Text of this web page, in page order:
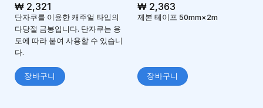
₩2,321
단자쿠를 이용한 캐주얼 타입의
다당절 금봉입니다. 단자쿠는 용
도에 따라 붙여 사용할 수 있습니
다.
장바구니
₩2,363
제본 테이프 50mm×2m
장바구니